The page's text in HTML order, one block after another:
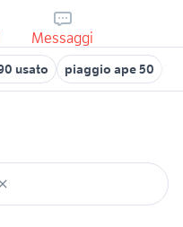
Messaggi
usato piaggio ape 50